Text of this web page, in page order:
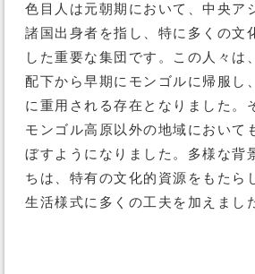
色目人は元朝期において、中央ア
諸国出身者を指し、特に多くの文
した重要な集団です。この人々は
配下から早期にモンゴルに帰服し
に重用される存在となりました。
モンゴル高原以外の地域において
ぼすようになりました。多様な背
ちは、特有の文化的資源をもたら
生活様式に多くの工夫を加えまし